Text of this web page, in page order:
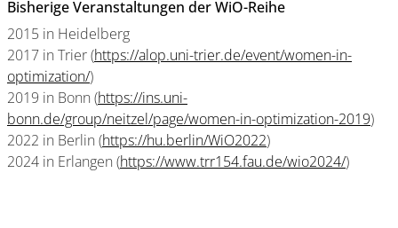
Bisherige Veranstaltungen der WiO-Reihe
2015 in Heidelberg
2017 in Trier (https://alop.uni-trier.de/event/women-in-
optimization/)
2019 in Bonn (https://ins.uni-
bonn.de/group/neitzel/page/women-in-optimization-2019)
2022 in Berlin (https://hu.berlin/WiO2022)
2024 in Erlangen (https://www.trr154.fau.de/wio2024/)